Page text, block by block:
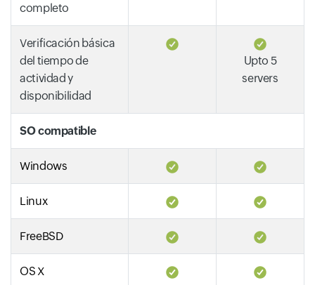
completo
Verificación básica
del tiempo de
actividad y
disponibilidad
Upto 5
servers
SO compatible
Windows
Linux
FreeBSD
OS X